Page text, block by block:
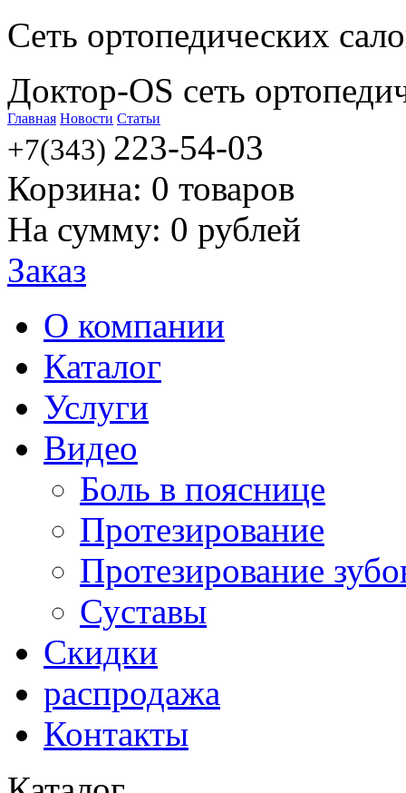
Сеть ортопедических
Доктор-OS сеть
Главная Новости Статьи
+7(343) 223-54-03
Корзина: 0 товаров
На сумму: 0 рублей
Заказ
О компании
Каталог
Услуги
Видео
Боль в пояснице
Протезирование
Протезирование
Суставы
Скидки
распродажа
Контакты